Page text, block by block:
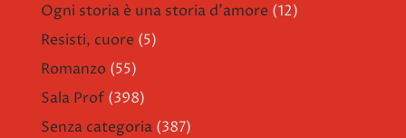
Ogni storia è una storia d'amore (12)
Resisti, cuore (5)
Romanzo (55)
Sala Prof (398)
Senza categoria (387)